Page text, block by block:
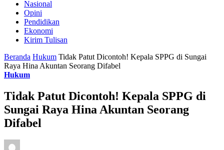
Nasional
Opini
Pendidikan
Ekonomi
Kirim Tulisan
Beranda Hukum Tidak Patut Dicontoh! Kepala SPPG di Sungai
Raya Hina Akuntan Seorang Difabel
Hukum
Tidak Patut Dicontoh! Kepala SPPG di
Sungai Raya Hina Akuntan Seorang
Difabel